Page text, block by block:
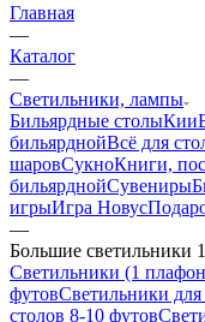
Главная
—
Каталог
—
Светильники, лампы
Бильярдные столыКии
бильярднойВсё для
шаровСукноКниги,
бильярднойСувениры
игрыИгра Новус
—
Большие светильники
Светильники (1
футовСветильники для
столов 8-10 футов